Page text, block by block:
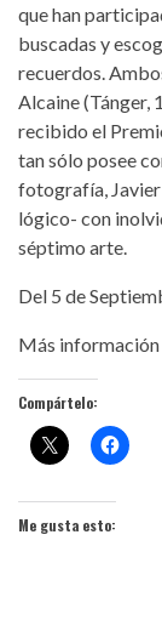
que han
buscadas y
recuerdos.
Alcaine (Tánger,
recibido el
tan sólo posee
fotografía,
lógico- con
séptimo arte.
Del 5 de
Más información
Compártelo:
Me gusta esto: